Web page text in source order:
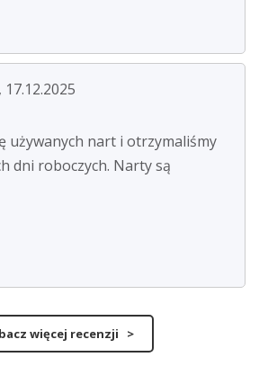
używanych nart i otrzymaliśmy
dni roboczych. Narty są
więcej recenzji >